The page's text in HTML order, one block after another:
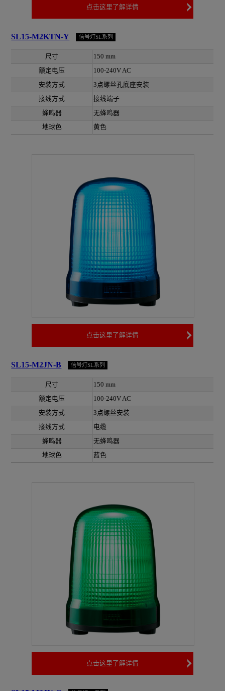
点击这里了解详情
SL15-M2KTN-Y 信号灯SL系列
尺寸
150 mm
额定电压
100-240V AC
安装方式
3点螺丝孔底座安装
接线方式
接线端子
蜂鸣器
无蜂鸣器
地球色
黄色
点击这里了解详情
SL15-M2JN-B 信号灯SL系列
尺寸
150 mm
额定电压
100-240V AC
安装方式
3点螺丝安装
接线方式
电缆
蜂鸣器
无蜂鸣器
地球色
蓝色
点击这里了解详情